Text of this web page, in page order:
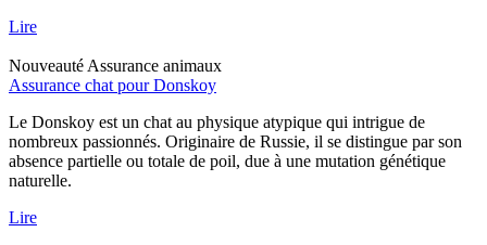
Lire
Nouveauté Assurance animaux
Assurance chat pour Donskoy
Le Donskoy est un chat au physique atypique qui intrigue de
nombreux passionnés. Originaire de Russie, il se distingue par son
absence partielle ou totale de poil, due à une mutation génétique
naturelle.
Lire